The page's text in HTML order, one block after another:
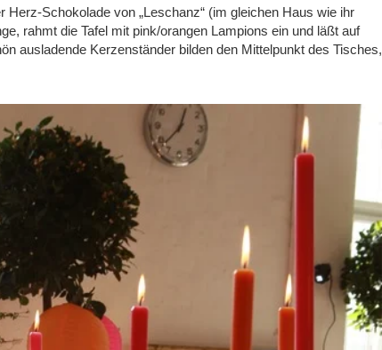
Schokolade von „Leschanz“ (im gleichen Haus wie ihr
rahmt die Tafel mit pink/orangen Lampions ein und läßt auf
ausladende Kerzenständer bilden den Mittelpunkt des Tisches,